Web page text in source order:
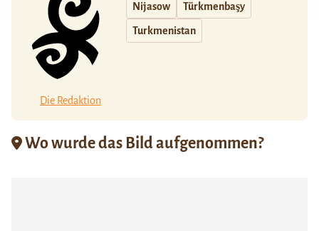
Die Redaktion
Nijasow Türkmenbaşy
Turkmenistan
Wo wurde das Bild aufgenommen?